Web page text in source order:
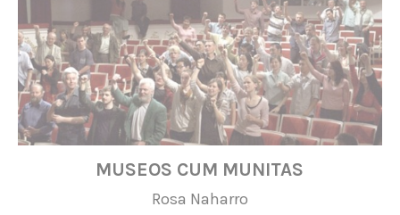
MUSEOS CUM MUNITAS
Rosa Naharro